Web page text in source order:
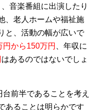
音楽番組に出演したり
、老人ホームや福祉施
と、活動の幅が広いで
円から150万円
、年収に
はあるのではないでしょ
前半であることを考え
あることは明らかです